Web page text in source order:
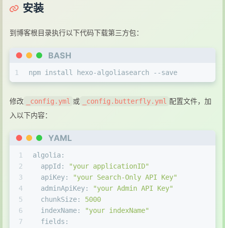
安装
到博客根目录执行以下代码下载第三方包：
BASH
1 npm install hexo-algoliasearch --save
修改 _config.yml 或 _config.butterfly.yml 配置文件，加
入以下内容：
YAML
1
2
3
4
5
6
7
algolia:
appId:
"your applicationID"
apiKey:
"your Search-Only API Key"
adminApiKey:
"your Admin API Key"
chunkSize:
5000
indexName:
"your indexName"
fields: